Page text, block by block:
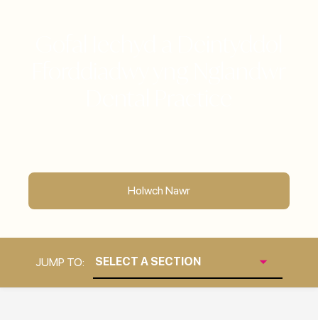
Holwch Nawr
JUMP TO: